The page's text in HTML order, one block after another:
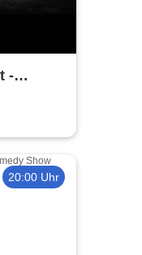
-
20:00 Uhr